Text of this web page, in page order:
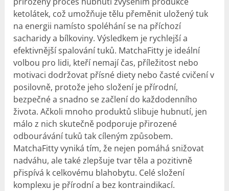
ketolátek, což umožňuje tělu přeměnit uložený tuk
na energii namísto spoléhání se na příchozí
sacharidy a bílkoviny. Výsledkem je rychlejší a
efektivnější spalování tuků. MatchaFitty je ideální
volbou pro lidi, kteří nemají čas, příležitost nebo
motivaci dodržovat přísné diety nebo časté cvičení v
posilovně, protože jeho složení je přírodní,
bezpečné a snadno se začlení do každodenního
života. Ačkoli mnoho produktů slibuje hubnutí, jen
málo z nich skutečně podporuje přirozené
odbourávání tuků tak cíleným způsobem.
MatchaFitty vyniká tím, že nejen pomáhá snižovat
nadváhu, ale také zlepšuje tvar těla a pozitivně
přispívá k celkovému blahobytu. Celé složení
komplexu je přírodní a bez kontraindikací.